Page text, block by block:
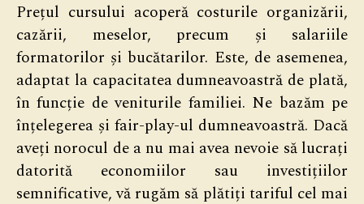
Prețul cursului acoperă costurile organizării,
cazării, meselor, precum și salariile
formatorilor și bucătarilor. Este, de asemenea,
adaptat la capacitatea dumneavoastră de plată,
în funcție de veniturile familiei. Ne bazăm pe
înțelegerea și fair-play-ul dumneavoastră. Dacă
aveți norocul de a nu mai avea nevoie să lucrați
datorită economiilor sau investițiilor
semnificative, vă rugăm să plătiți tariful cel mai